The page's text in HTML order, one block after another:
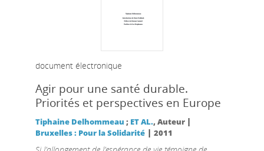
document électronique
Agir pour une santé durable.
Priorités et perspectives en Europe
Tiphaine Delhommeau ; ET AL., Auteur |
Bruxelles : Pour la Solidarité| 2011